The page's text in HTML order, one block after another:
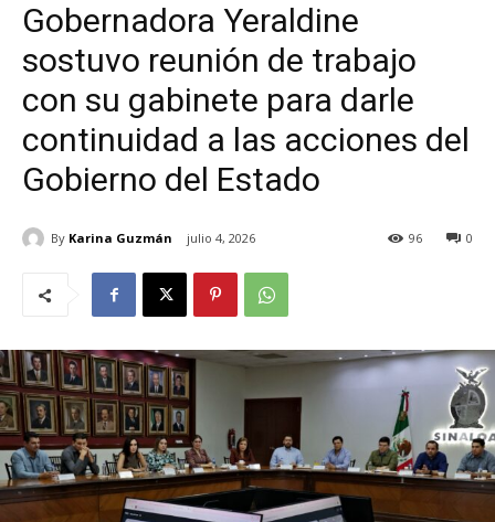
Gobernadora Yeraldine
sostuvo reunión de trabajo
con su gabinete para darle
continuidad a las acciones del
Gobierno del Estado
By Karina Guzmán julio 4, 2026 0
96